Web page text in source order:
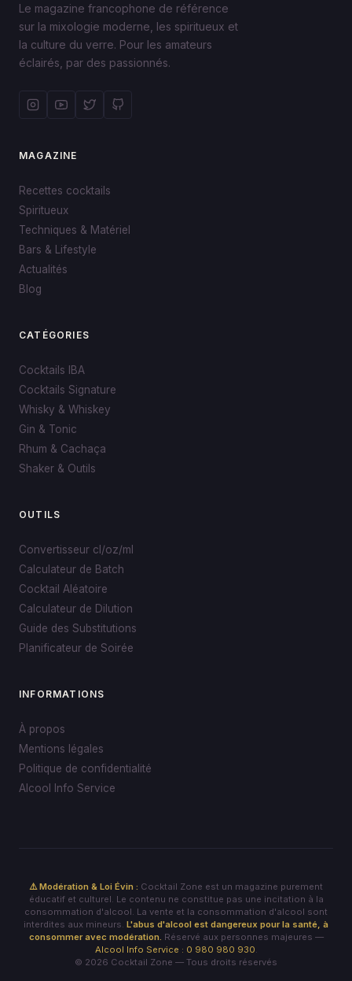
Le magazine francophone de référence
sur la mixologie moderne, les spiritueux et
la culture du verre. Pour les amateurs
éclairés, par des passionnés.
MAGAZINE
Recettes cocktails
Spiritueux
Techniques & Matériel
Bars & Lifestyle
Actualités
Blog
CATÉGORIES
Cocktails IBA
Cocktails Signature
Whisky & Whiskey
Gin & Tonic
Rhum & Cachaça
Shaker & Outils
OUTILS
Convertisseur cl/oz/ml
Calculateur de Batch
Cocktail Aléatoire
Calculateur de Dilution
Guide des Substitutions
Planificateur de Soirée
INFORMATIONS
À propos
Mentions légales
Politique de confidentialité
Alcool Info Service
⚠️ Modération & Loi Évin : Cocktail Zone est un magazine purement
éducatif et culturel. Le contenu ne constitue pas une incitation à la
consommation d'alcool. La vente et la consommation d'alcool sont
interdites aux mineurs. L'abus d'alcool est dangereux pour la santé, à
consommer avec modération. Réservé aux personnes majeures —
Alcool Info Service : 0 980 980 930
© 2026 Cocktail Zone — Tous droits réservés